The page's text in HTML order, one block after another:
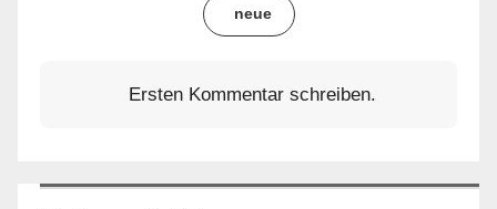
neue
Ersten Kommentar schreiben.